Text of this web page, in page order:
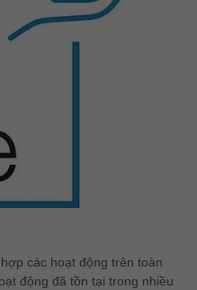
ย
các hoạt động trên toàn
động đã tồn tại trong nhiều